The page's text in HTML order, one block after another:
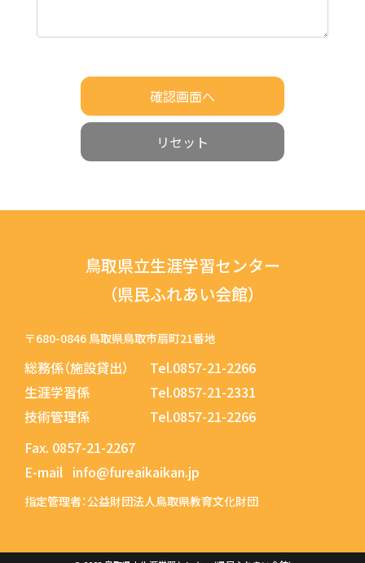
鳥取県立生涯学習センター
（県民ふれあい会館）
〒680-0846 鳥取県鳥取市扇町21番地
総務係（施設貸出）
Tel.0857-21-2266
生涯学習係
Tel.0857-21-2331
技術管理係
Tel.0857-21-2266
Fax. 0857-21-2267
E-mail info@fureaikaikan.jp
指定管理者：公益財団法人鳥取県教育文化財団